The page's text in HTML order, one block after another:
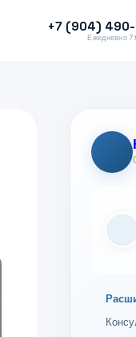
+7 (904)
Ежедневно